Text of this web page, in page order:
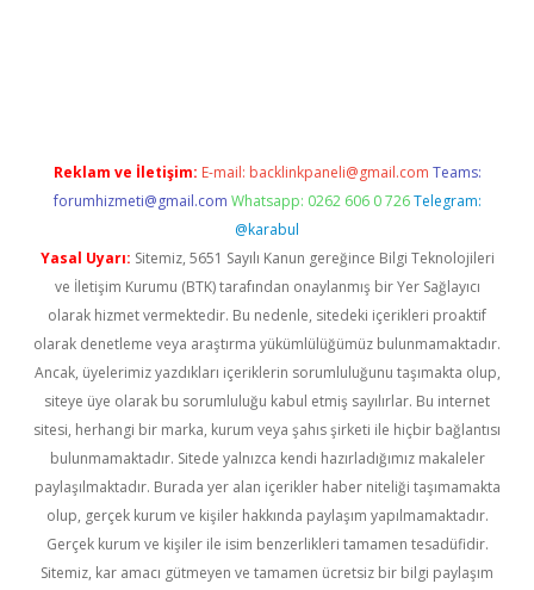
Reklam ve İletişim: E-mail: backlinkpaneli@gmail.com Teams:
forumhizmeti@gmail.com Whatsapp: 0262 606 0 726 Telegram:
@karabul
Yasal Uyarı: Sitemiz, 5651 Sayılı Kanun gereğince Bilgi Teknolojileri
ve İletişim Kurumu (BTK) tarafından onaylanmış bir Yer Sağlayıcı
olarak hizmet vermektedir. Bu nedenle, sitedeki içerikleri proaktif
olarak denetleme veya araştırma yükümlülüğümüz bulunmamaktadır.
Ancak, üyelerimiz yazdıkları içeriklerin sorumluluğunu taşımakta olup,
siteye üye olarak bu sorumluluğu kabul etmiş sayılırlar. Bu internet
sitesi, herhangi bir marka, kurum veya şahıs şirketi ile hiçbir bağlantısı
bulunmamaktadır. Sitede yalnızca kendi hazırladığımız makaleler
paylaşılmaktadır. Burada yer alan içerikler haber niteliği taşımamakta
olup, gerçek kurum ve kişiler hakkında paylaşım yapılmamaktadır.
Gerçek kurum ve kişiler ile isim benzerlikleri tamamen tesadüfidir.
Sitemiz, kar amacı gütmeyen ve tamamen ücretsiz bir bilgi paylaşım